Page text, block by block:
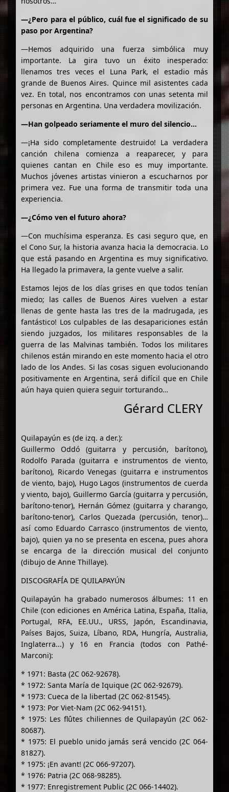
—¿Pero para el público, cuál fue el significado de su
paso por Argentina?
—Hemos adquirido una fuerza simbólica muy
importante. La gira tuvo un éxito inesperado:
llenamos tres veces el Luna Park, el estadio más
grande de Buenos Aires. Quince mil asistentes cada
vez. En total, nos encontramos con unas setenta mil
personas en Argentina. Una verdadera movilización.
—Han golpeado seriamente el muro del silencio…
—¡Ha sido completamente destruido! La verdadera
canción chilena comienza a reaparecer, y para
quienes cantan en Chile eso es muy importante.
Muchos jóvenes artistas vinieron a escucharnos por
primera vez. Fue una forma de transmitir toda una
experiencia.
—¿Cómo ven el futuro ahora?
—Con muchísima esperanza. Es casi seguro que, en
el Cono Sur, la historia avanza hacia la democracia. Lo
que está pasando en Argentina es muy significativo.
Ha llegado la primavera, la gente vuelve a salir.
Estamos lejos de los días grises en que todos tenían
miedo; las calles de Buenos Aires vuelven a estar
llenas de gente hasta las tres de la madrugada, ¡es
fantástico! Los culpables de las desapariciones están
siendo juzgados, los militares responsables de la
guerra de las Malvinas también. Todos los militares
chilenos están mirando en este momento hacia el otro
lado de los Andes. Si las cosas siguen evolucionando
positivamente en Argentina, será difícil que en Chile
aún haya quien quiera seguir torturando…
Gérard CLERY
Quilapayún es (de izq. a der.):
Guillermo Oddó (guitarra y percusión, barítono),
Rodolfo Parada (guitarra e instrumentos de viento,
barítono), Ricardo Venegas (guitarra e instrumentos
de viento, bajo), Hugo Lagos (instrumentos de cuerda
y viento, bajo), Guillermo García (guitarra y percusión,
barítono-tenor), Hernán Gómez (guitarra y charango,
barítono-tenor), Carlos Quezada (percusión, tenor)…
así como Eduardo Carrasco (instrumentos de viento,
bajo), quien ya no se presenta en escena, pues ahora
se encarga de la dirección musical del conjunto
(dibujo de Anne Thillaye).
DISCOGRAFÍA DE QUILAPAYÚN
Quilapayún ha grabado numerosos álbumes: 11 en
Chile (con ediciones en América Latina, España, Italia,
Portugal, RFA, EE.UU., URSS, Japón, Escandinavia,
Países Bajos, Suiza, Líbano, RDA, Hungría, Australia,
Inglaterra...) y 16 en Francia (todos con Pathé-
Marconi):
* 1971: Basta (2C 062-92678).
* 1972: Santa María de Iquique (2C 062-92679).
* 1973: Cueca de la libertad (2C 062-81545).
* 1973: Por Viet-Nam (2C 062-94151).
* 1975: Les flûtes chiliennes de Quilapayún (2C 062-
80687).
* 1975: El pueblo unido jamás será vencido (2C 064-
81827).
* 1975: ¡En avant! (2C 066-97207).
* 1976: Patria (2C 068-98285).
* 1977: Enregistrement Public (2C 066-14402).